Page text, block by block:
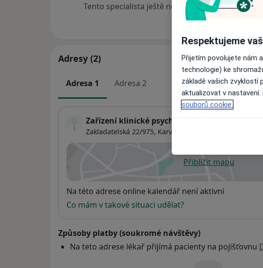
Tento specialista ještě nepřidával žádné
Adresy (2)
Adresa 1 Adresa 2
Zařízení klinické psychologie
Zakladatelská 22/975, Karviná
Přiblížit mapu
se otevře v
Dostupnost
Na této adrese online kalendář není aktivní
Co mám v takové situaci udělat?
Způsoby platby (soukromé návštěvy)
Na teto adrese lékař přijímá pacienty na pojišťovnu
Respektujeme
Přijetím povolujete nám
technologie) ke
základě vašich zvyklostí
aktualizovat v
souborů cookie.